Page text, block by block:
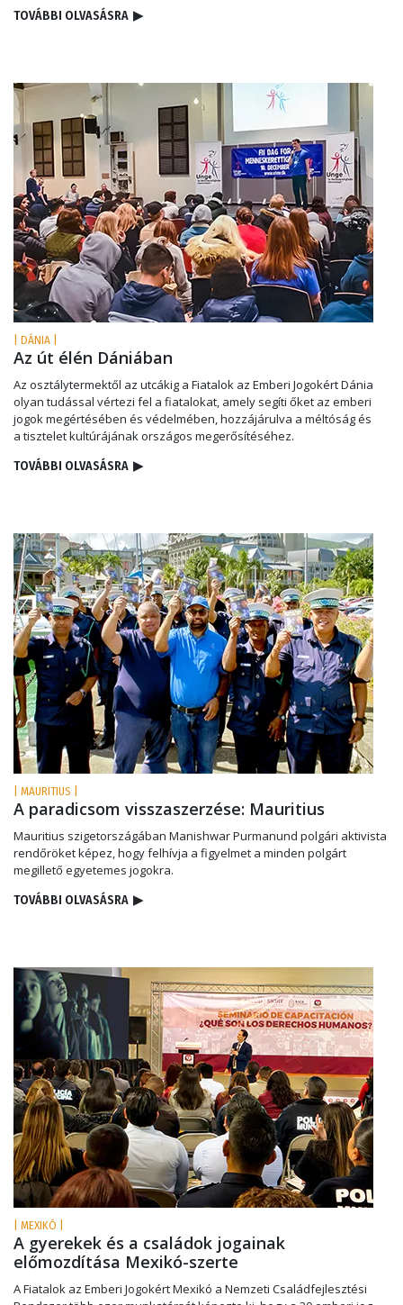
TOVÁBBI OLVASÁSRA ▶
| DÁNIA |
Az út élén Dániában
Az osztálytermektől az utcákig a Fiatalok az Emberi Jogokért Dánia
olyan tudással vértezi fel a fiatalokat, amely segíti őket az emberi
jogok megértésében és védelmében, hozzájárulva a méltóság és
a tisztelet kultúrájának országos megerősítéséhez.
TOVÁBBI OLVASÁSRA ▶
| MAURITIUS |
A paradicsom visszaszerzése: Mauritius
Mauritius szigetországában Manishwar Purmanund polgári aktivista
rendőröket képez, hogy felhívja a figyelmet a minden polgárt
megillető egyetemes jogokra.
TOVÁBBI OLVASÁSRA ▶
| MEXIKÓ |
A gyerekek és a családok jogainak
előmozdítása Mexikó-szerte
A Fiatalok az Emberi Jogokért Mexikó a Nemzeti Családfejlesztési